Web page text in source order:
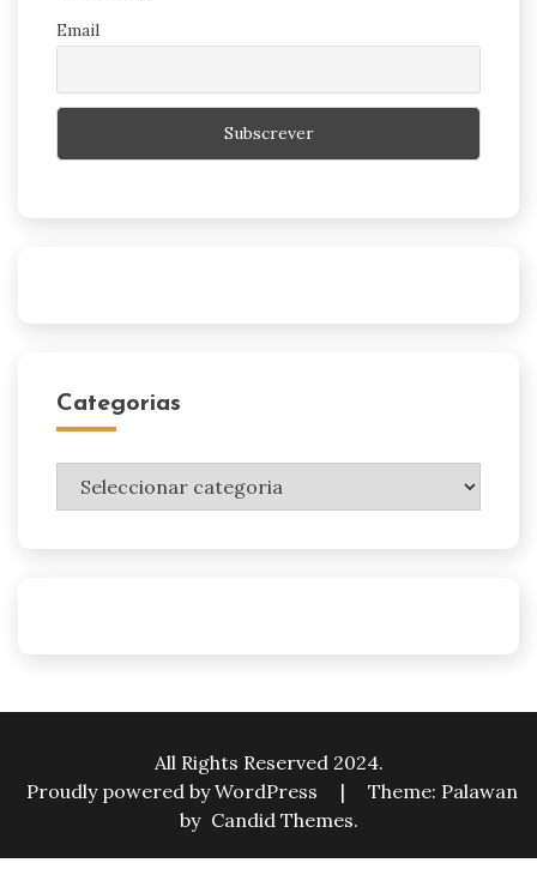
Email
Categorias
Categorias
All Rights Reserved 2024.
Proudly powered by WordPress
|
Theme: Palawan
by Candid Themes.